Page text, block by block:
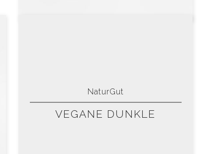
NaturGut
VEGANE DUNKLE